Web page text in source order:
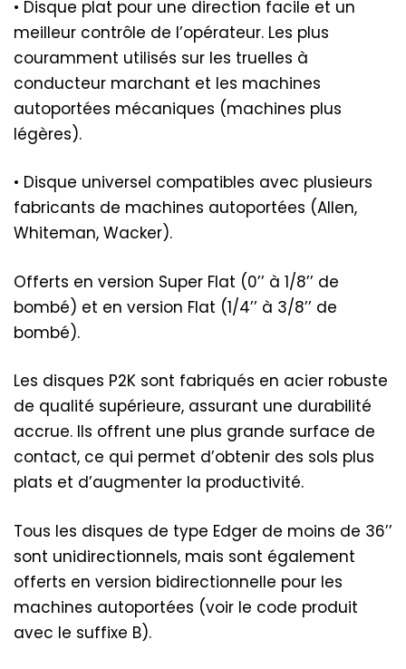
• Disque plat pour une direction facile et un
meilleur contrôle de l’opérateur. Les plus
couramment utilisés sur les truelles à
conducteur marchant et les machines
autoportées mécaniques (machines plus
légères).
• Disque universel compatibles avec plusieurs
fabricants de machines autoportées (Allen,
Whiteman, Wacker).
Offerts en version Super Flat (0’’ à 1/8’’ de
bombé) et en version Flat (1/4’’ à 3/8’’ de
bombé).
Les disques P2K sont fabriqués en acier robuste
de qualité supérieure, assurant une durabilité
accrue. Ils offrent une plus grande surface de
contact, ce qui permet d’obtenir des sols plus
plats et d’augmenter la productivité.
Tous les disques de type Edger de moins de 36’’
sont unidirectionnels, mais sont également
offerts en version bidirectionnelle pour les
machines autoportées (voir le code produit
avec le suffixe B).